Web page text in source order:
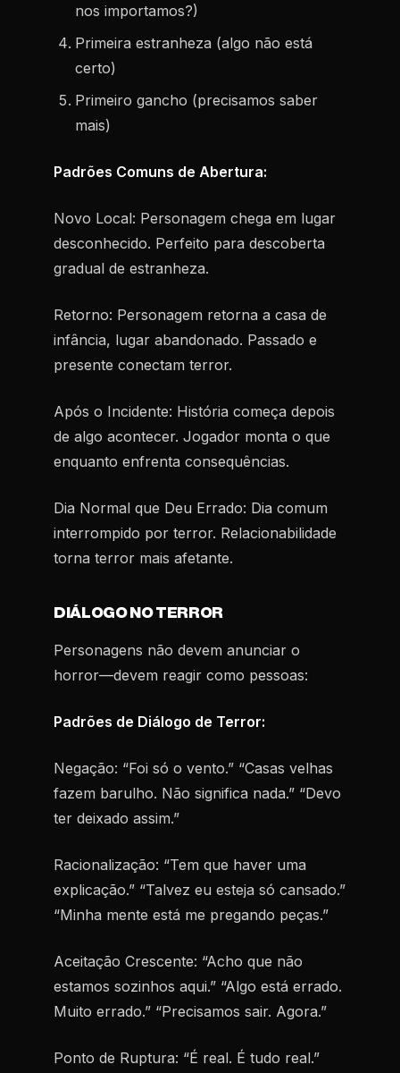
nos importamos?)
Primeira estranheza (algo não está
certo)
Primeiro gancho (precisamos saber
mais)
Padrões Comuns de Abertura:
Novo Local: Personagem chega em lugar
desconhecido. Perfeito para descoberta
gradual de estranheza.
Retorno: Personagem retorna a casa de
infância, lugar abandonado. Passado e
presente conectam terror.
Após o Incidente: História começa depois
de algo acontecer. Jogador monta o que
enquanto enfrenta consequências.
Dia Normal que Deu Errado: Dia comum
interrompido por terror. Relacionabilidade
torna terror mais afetante.
DIÁLOGO NO TERROR
Personagens não devem anunciar o
horror—devem reagir como pessoas:
Padrões de Diálogo de Terror:
Negação: “Foi só o vento.” “Casas velhas
fazem barulho. Não significa nada.” “Devo
ter deixado assim.”
Racionalização: “Tem que haver uma
explicação.” “Talvez eu esteja só cansado.”
“Minha mente está me pregando peças.”
Aceitação Crescente: “Acho que não
estamos sozinhos aqui.” “Algo está errado.
Muito errado.” “Precisamos sair. Agora.”
Ponto de Ruptura: “É real. É tudo real.”